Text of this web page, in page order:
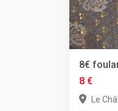
8€
8 €
Le